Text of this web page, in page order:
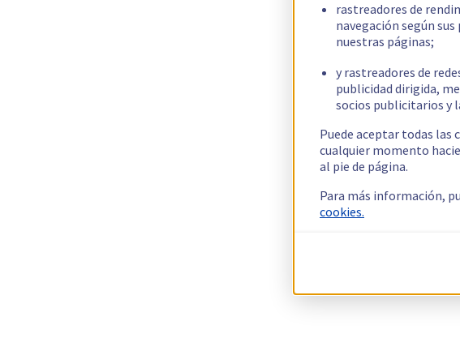
rastreadores de
navegación según
nuestras páginas;
y rastreadores de
publicidad dirigida,
socios publicitarios y
Puede aceptar todas las
cualquier momento
al pie de página.
Para más información,
cookies.